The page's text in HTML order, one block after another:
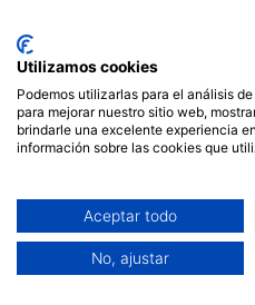
Comencem aquest
vosaltres el testimonial de l’
cooperativa Drac Màgic.
Utilizamos cookies
Podemos utilizarlas para el análisis
para mejorar nuestro sitio web,
brindarle una excelente experiencia
información sobre las cookies que
Aceptar todo
No, ajustar